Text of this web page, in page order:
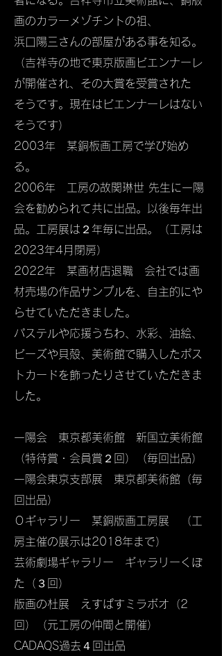
画のカラーメゾチントの祖、
浜口陽三さんの部屋がある事を知る。
（吉祥寺の地で東京版画ビエンナーレ
が開催され、その大賞を受賞された
そうです。現在はビエンナーレはない
そうです）
2003年 某銅板画工房で学び始め
る。
2006年 工房の故関琳世 先生に一陽
会を勧められて共に出品。以後毎年出
品。工房展は２年毎に出品。（工房は
2023年4月閉房）
2022年 某画材店退職 会社では画
材売場の作品サンプルを、自主的にや
らせていただきました。
パステルや応援うちわ、水彩、油絵、
ビーズや貝殻、美術館で購入したポス
トカードを飾ったりさせていただきま
した。
一陽会 東京都美術館 新国立美術館
（特待賞・会員賞２回）​（毎回出品）
一陽会東京支部展 東京都美術館（毎
回出品）
Ｏギャラリー 某銅版画工房展 （工
房主催の展示は2018年まで）
芸術劇場ギャラリー ギャラリーくぼ
た（３回）
版画の杜展 えすぱすミラボオ（2
回）（元工房の仲間と開催）
CADAQS過去４回出品